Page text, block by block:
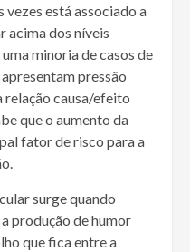
vezes está associado a
acima dos níveis
minoria de casos de
pressão
relação causa/efeito
que o aumento da
fator de risco para a
surge quando
produção de humor
que fica entre a